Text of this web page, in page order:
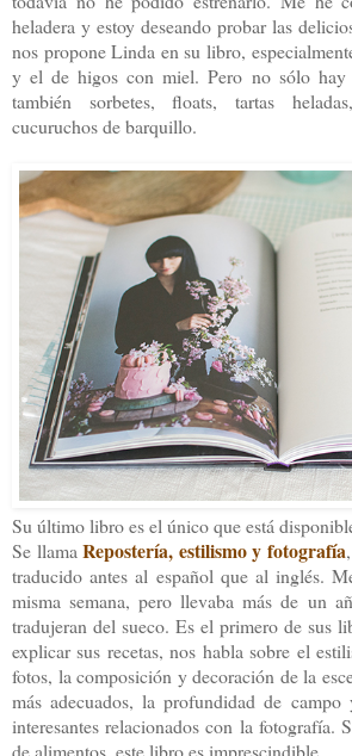
heladera y estoy deseando probar las
nos propone Linda en su libro,
y el de higos con miel. Pero no sólo hay
también sorbetes, floats, tartas
cucuruchos de barquillo.
Su último libro es el único que está
Se llamaRepostería, estilismo y fotografía
traducido antes al español que al inglés.
misma semana, pero llevaba más de un
tradujeran del sueco. Es el primero de sus
explicar sus recetas, nos habla sobre el
fotos, la composición y decoración de la
más adecuados, la profundidad de campo
interesantes relacionados con la fotografía.
de alimentos, este libro es imprescindible.